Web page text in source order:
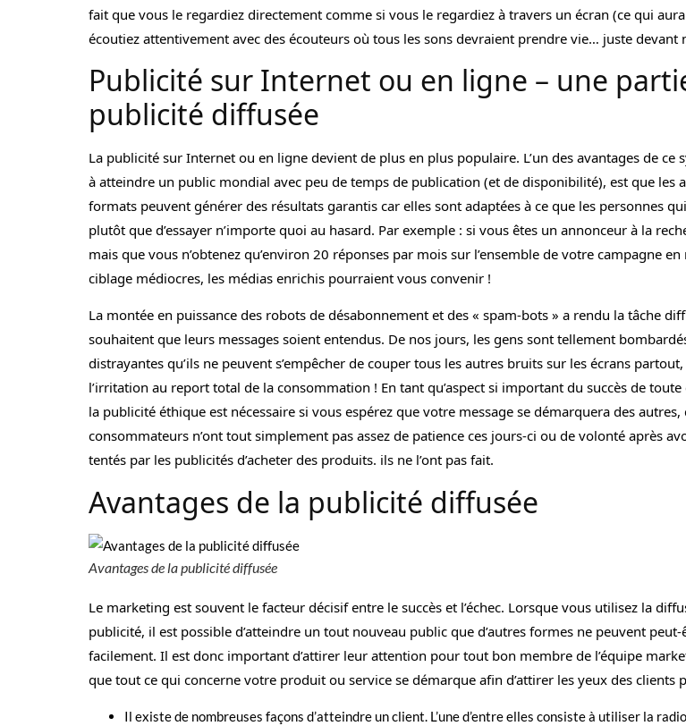
fait que vous le regardiez directement comme si vous le regardiez à travers un écran (ce qui
écoutiez attentivement avec des écouteurs où tous les sons devraient prendre vie… juste devant
Publicité sur Internet ou en ligne – une
publicité diffusée
La publicité sur Internet ou en ligne devient de plus en plus populaire. L’un des avantages de ce
à atteindre un public mondial avec peu de temps de publication (et de disponibilité), est que les
formats peuvent générer des résultats garantis car elles sont adaptées à ce que les personnes
plutôt que d’essayer n’importe quoi au hasard. Par exemple : si vous êtes un annonceur à la
mais que vous n’obtenez qu’environ 20 réponses par mois sur l’ensemble de votre campagne en
ciblage médiocres, les médias enrichis pourraient vous convenir !
La montée en puissance des robots de désabonnement et des « spam-bots » a rendu la tâche
souhaitent que leurs messages soient entendus. De nos jours, les gens sont tellement
distrayantes qu’ils ne peuvent s’empêcher de couper tous les autres bruits sur les écrans
l’irritation au report total de la consommation ! En tant qu’aspect si important du succès de
la publicité éthique est nécessaire si vous espérez que votre message se démarquera des
consommateurs n’ont tout simplement pas assez de patience ces jours-ci ou de volonté après
tentés par les publicités d’acheter des produits. ils ne l’ont pas fait.
Avantages de la publicité diffusée
Avantages de la publicité diffusée
Le marketing est souvent le facteur décisif entre le succès et l’échec. Lorsque vous utilisez la
publicité, il est possible d’atteindre un tout nouveau public que d’autres formes ne peuvent
facilement. Il est donc important d’attirer leur attention pour tout bon membre de l’équipe
que tout ce qui concerne votre produit ou service se démarque afin d’attirer les yeux des clients
Il existe de nombreuses façons d’atteindre un client. L’une d’entre elles consiste à utiliser la